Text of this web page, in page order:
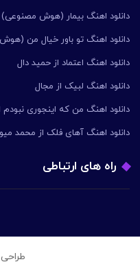
دانلود اهنگ بیمار (هوش مصنوعی)
دانلود اهنگ تو باور خیال من
دانلود اهنگ اعتماد از حمید دال
دانلود اهنگ لبیک از مجال
دانلود اهنگ من که اینجوری نبودم
دانلود اهنگ آهای فلک از محمد
راه های ارتباطی